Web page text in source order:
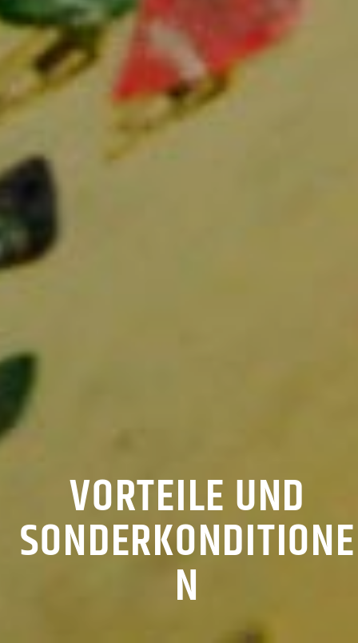
VORTEILE UND
SONDERKONDITIONE
N